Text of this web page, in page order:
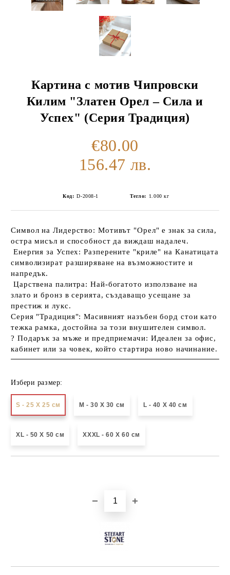
Картина с мотив Чипровски
Килим "Златен Орел – Сила и
Успех" (Серия Традиция)
€80.00
156.47 лв.
Код: D-2008-1 Тегло: 1.000 кг
Символ на Лидерство: Мотивът "Орел" е знак за сила,
остра мисъл и способност да виждаш надалеч.
Енергия за Успех: Разперените "криле" на Канатицата
символизират разширяване на възможностите и
напредък.
Царствена палитра: Най-богатото използване на
злато и бронз в серията, създаващо усещане за
престиж и лукс.
Серия "Традиция": Масивниятназъбен борд стои като
тежка рамка, достойна за този внушителен символ.
? Подарък за мъже и предприемачи: Идеален за офис,
кабинет или за човек, който стартира ново начинание.
Избери размер:
S - 25 X 25 см М - 30 Х 30 см L - 40 X 40 см
XL - 50 X 50 см XXXL - 60 X 60 см